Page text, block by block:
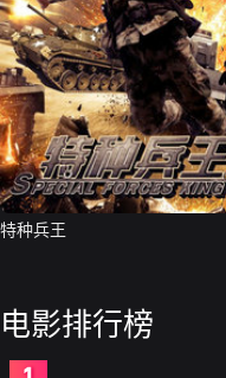
特种兵王
电影排行榜